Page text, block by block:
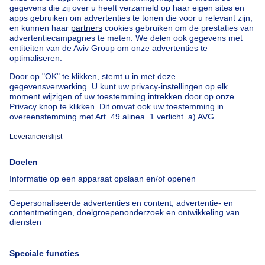
Bungalow te koop
Chalet te koop
Kasteel te koop
Landhuis te koop
Gebouw gemengd gebruik te koop
Andere panden te koop
Manoir te koop
Onze huizen buiten BelgiëHuis te koop Frankrijk
Huis te koop Spanje
Huis te koop Luxemburg
Huis te koop Nederland
Over
Immoweb
Pers
Jobs
Axel Springer Group
SeLoger.com
Immowelt.de
Tools
Belfius
Verzekeringen
Verhuis checklist